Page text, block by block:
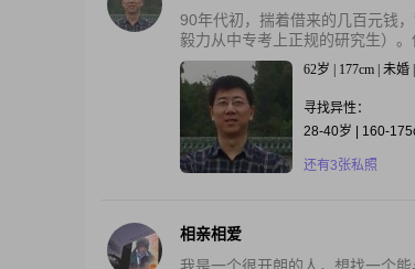
90年代初，揣着借来的几百元钱
毅力从中专考上正规的研究生）。
62岁 | 177cm | 未
寻找异性：
28-40岁 | 160-
还有3张私照
相亲相爱